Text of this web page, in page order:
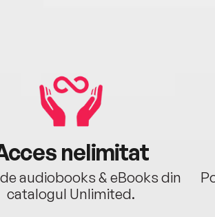
nelimitat
audiobooks & eBooks din
catalogul Unlimited.